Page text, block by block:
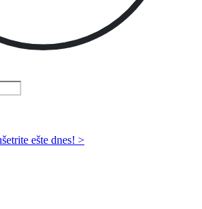
ešte dnes! >​